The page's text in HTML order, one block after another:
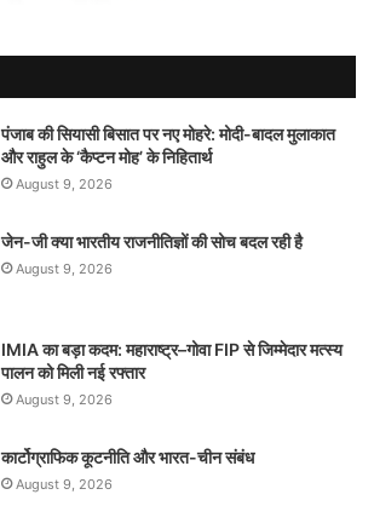
पंजाब की सियासी बिसात पर नए मोहरे: मोदी-बादल मुलाकात
और राहुल के ‘कैप्टन मोह’ के निहितार्थ
August 9, 2026
जेन-जी क्या भारतीय राजनीतिज्ञों की सोच बदल रही है
August 9, 2026
IMIA का बड़ा कदम: महाराष्ट्र–गोवा FIP से जिम्मेदार मत्स्य
पालन को मिली नई रफ्तार
August 9, 2026
कार्टोग्राफिक कूटनीति और भारत-चीन संबंध
August 9, 2026